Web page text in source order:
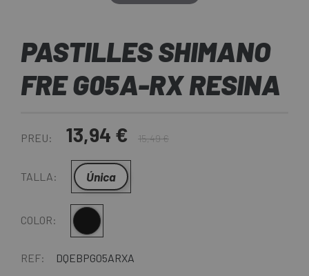
PASTILLES SHIMANO
FRE G05A-RX RESINA
PREU: 13,94 € 15,49 €
TALLA: Única
COLOR: Negre
REF: DQEBPG05ARXA